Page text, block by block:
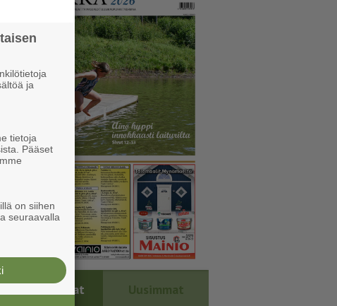
Luetuimmat Uusimmat
ja
tietoja
Pääset
on siihen
seuraavalla